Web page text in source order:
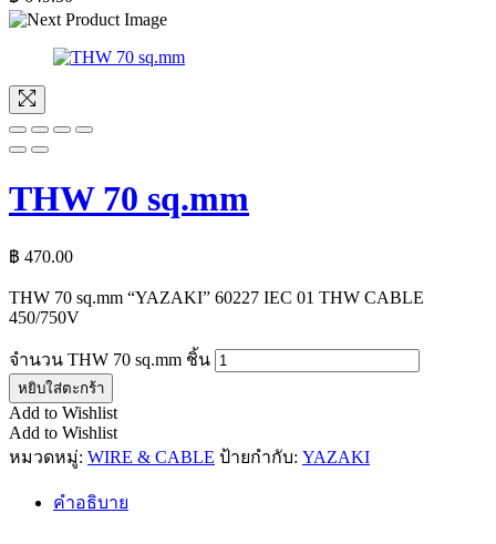
THW 70 sq.mm
฿ 470.00
THW 70 sq.mm “YAZAKI” 60227 IEC 01 THW CABLE
450/750V
จำนวน THW 70 sq.mm ชิ้น
หยิบใส่ตะกร้า
Add to Wishlist
Add to Wishlist
หมวดหมู่: WIRE & CABLE ป้ายกำกับ: YAZAKI
คำอธิบาย